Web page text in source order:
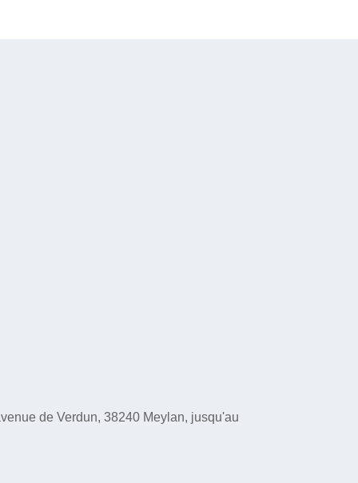
de Verdun, 38240 Meylan, jusqu'au